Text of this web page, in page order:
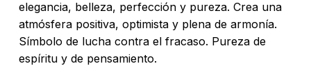
elegancia, belleza, perfección y pureza. Crea una
atmósfera positiva, optimista y plena de armonía.
Símbolo de lucha contra el fracaso. Pureza de
espíritu y de pensamiento.